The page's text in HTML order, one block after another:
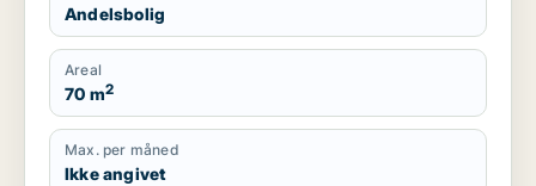
Andelsbolig
Areal
70 m2
Max. per måned
Ikke angivet